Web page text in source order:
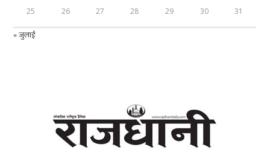
25 26 27 28 29 30 31
« जुलाई